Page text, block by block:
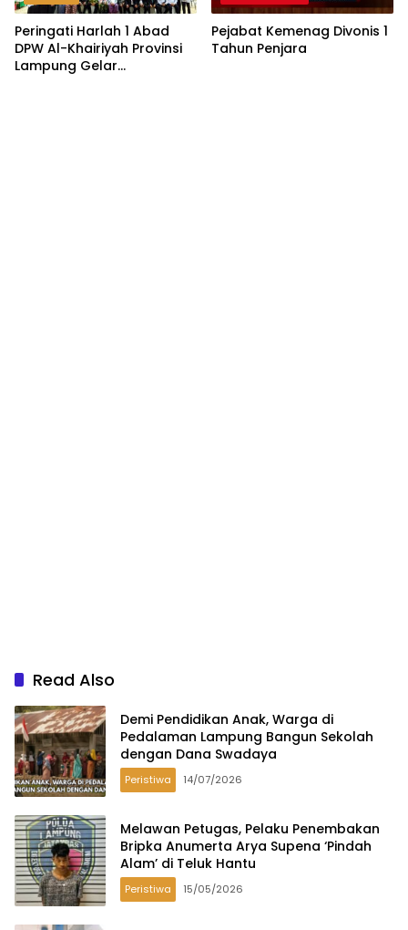
Peringati Harlah 1 Abad
DPW Al-Khairiyah Provinsi
Lampung Gelar
Pejabat Kemenag Divonis 1
Tahun Penjara
Read Also
Demi Pendidikan Anak, Warga di
Pedalaman Lampung Bangun Sekolah
dengan Dana Swadaya
Peristiwa 14/07/2026
Melawan Petugas, Pelaku Penembakan
Bripka Anumerta Arya Supena ‘Pindah
Alam’ di Teluk Hantu
Peristiwa 15/05/2026